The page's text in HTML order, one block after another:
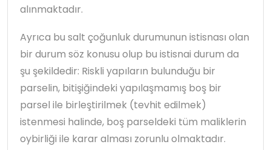
alınmaktadır.
Ayrıca bu salt çoğunluk durumunun istisnası olan
bir durum söz konusu olup bu istisnai durum da
şu şekildedir: Riskli yapıların bulunduğu bir
parselin, bitişiğindeki yapılaşmamış boş bir
parsel ile birleştirilmek (tevhit edilmek)
istenmesi halinde, boş parseldeki tüm maliklerin
oybirliği ile karar alması zorunlu olmaktadır.